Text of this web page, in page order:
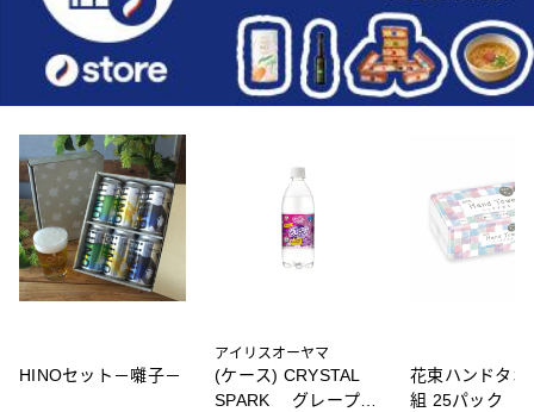
HINOセット－囃子－
アイリスオーヤマ
(ケース) CRYSTAL
SPARK グレープソ
花束ハンドタオ
組 25パック